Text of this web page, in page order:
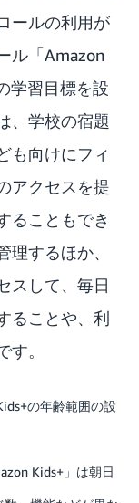
ールの利用が
ル「Amazon
学習目標を設
、学校の宿題
も向けにフィ
アクセスを提
ることもでき
理するほか、
スして、毎日
ることや、利
。
の年齢範囲の設
Kids+」は朝日